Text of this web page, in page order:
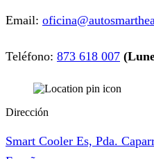
Email:
Teléfono: 873 618 007
Dirección
Smart Cooler Es, Pda.